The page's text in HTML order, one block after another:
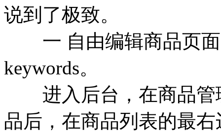
说到了极致。
一 自由编辑商品页面
keywords。
进入后台，在商品管
品后，在商品列表的最